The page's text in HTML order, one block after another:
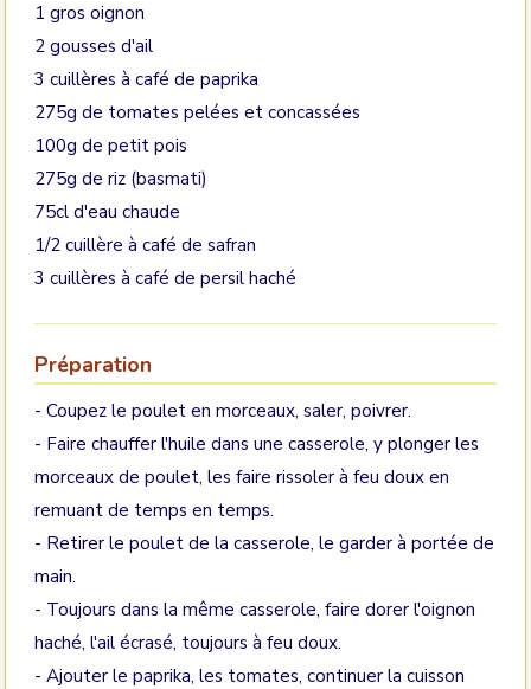
1 gros oignon
2 gousses d'ail
3 cuillères à café de paprika
275g de tomates pelées et concassées
100g de petit pois
275g de riz (basmati)
75cl d'eau chaude
1/2 cuillère à café de safran
3 cuillères à café de persil haché
Préparation
- Coupez le poulet en morceaux, saler, poivrer.
- Faire chauffer l'huile dans une casserole, y plonger les
morceaux de poulet, les faire rissoler à feu doux en
remuant de temps en temps.
- Retirer le poulet de la casserole, le garder à portée de
main.
- Toujours dans la même casserole, faire dorer l'oignon
haché, l'ail écrasé, toujours à feu doux.
- Ajouter le paprika, les tomates, continuer la cuisson